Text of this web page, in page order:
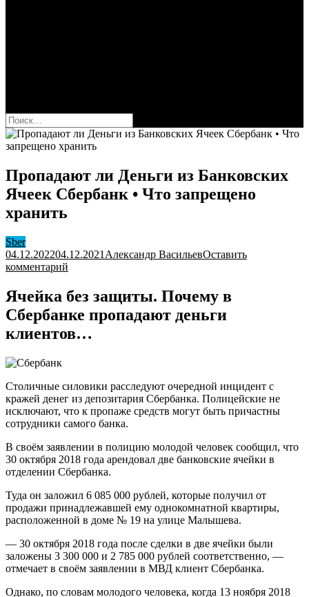
Найти:
Пропадают ли Деньги из Банковских
Ячеек Сбербанк • Что запрещено
хранить
Sber
04.12.202204.12.2021 Александр ВасильевОставить
комментарий
ли
Деньги
из
Ячеек
запрещено
хранить
Ячейка без защиты. Почему в
Сбербанке пропадают деньги
клиентов…
Столичные силовики расследуют очередной инцидент с
кражей денег из депозитария Сбербанка. Полицейские не
исключают, что к пропаже средств могут быть причастны
сотрудники самого банка.
В своём заявлении в полицию молодой человек сообщил, что
30 октября 2018 года арендовал две банковские ячейки в
отделении Сбербанка.
Туда он заложил 6 085 000 рублей, которые получил от
продажи принадлежавшей ему однокомнатной квартиры,
расположенной в доме № 19 на улице Малышева.
— 30 октября 2018 года после сделки в две ячейки были
заложены 3 300 000 и 2 785 000 рублей соответственно, —
отмечает в своём заявлении в МВД клиент Сбербанка.
Однако, по словам молодого человека, когда 13 ноября 2018